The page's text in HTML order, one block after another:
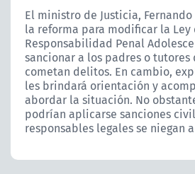
ÁREA DE PROYECTOS
El ministro de Justicia,
la reforma para modificar la Ley
Responsabilidad Penal
sancionar a los padres o tutores
cometan delitos. En cambio,
les brindará orientación y
abordar la situación. No
podrían aplicarse sanciones
responsables legales se niegan